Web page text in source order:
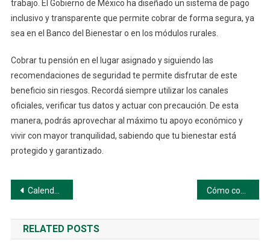
trabajo. El Gobierno de México ha diseñado un sistema de pago
inclusivo y transparente que permite cobrar de forma segura, ya
sea en el Banco del Bienestar o en los módulos rurales.
Cobrar tu pensión en el lugar asignado y siguiendo las
recomendaciones de seguridad te permite disfrutar de este
beneficio sin riesgos. Recordá siempre utilizar los canales
oficiales, verificar tus datos y actuar con precaución. De esta
manera, podrás aprovechar al máximo tu apoyo económico y
vivir con mayor tranquilidad, sabiendo que tu bienestar está
protegido y garantizado.
Navegación
de
entradas
Calendario oficial de pagos
RELATED POSTS